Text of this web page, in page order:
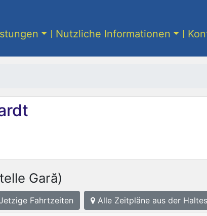
Nutzliche Informationen
Gară)
Fahrtzeiten Alle Zeitpläne aus der